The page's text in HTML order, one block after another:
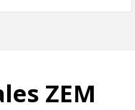
ZEM